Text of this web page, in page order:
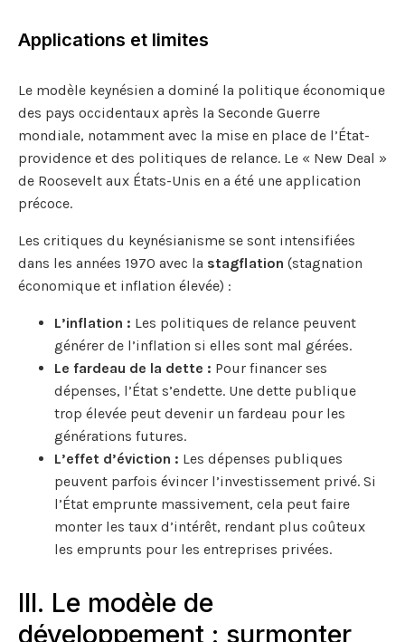
Applications et limites
Le modèle keynésien a dominé la politique économique
des pays occidentaux après la Seconde Guerre
mondiale, notamment avec la mise en place de l’État-
providence et des politiques de relance. Le « New Deal »
de Roosevelt aux États-Unis en a été une application
précoce.
Les critiques du keynésianisme se sont intensifiées
dans les années 1970 avec la stagflation (stagnation
économique et inflation élevée) :
L’inflation : Les politiques de relance peuvent
générer de l’inflation si elles sont mal gérées.
Le fardeau de la dette : Pour financer ses
dépenses, l’État s’endette. Une dette publique
trop élevée peut devenir un fardeau pour les
générations futures.
L’effet d’éviction : Les dépenses publiques
peuvent parfois évincer l’investissement privé. Si
l’État emprunte massivement, cela peut faire
monter les taux d’intérêt, rendant plus coûteux
les emprunts pour les entreprises privées.
III. Le modèle de
développement : surmonter